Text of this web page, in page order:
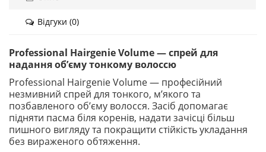
Відгуки (0)
Professional Hairgenie Volume — спрей для
надання об’єму тонкому волоссю
Professional Hairgenie Volume — професійний
незмивний спрей для тонкого, м’якого та
позбавленого об’єму волосся. Засіб допомагає
підняти пасма біля коренів, надати зачісці більш
пишного вигляду та покращити стійкість укладання
без вираженого обтяження.